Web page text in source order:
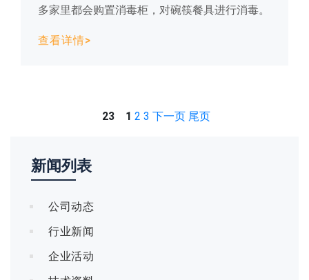
多家里都会购置消毒柜，对碗筷餐具进行消毒。
查看详情>
23 1 2 3 下一页 尾页
新闻列表
公司动态
行业新闻
企业活动